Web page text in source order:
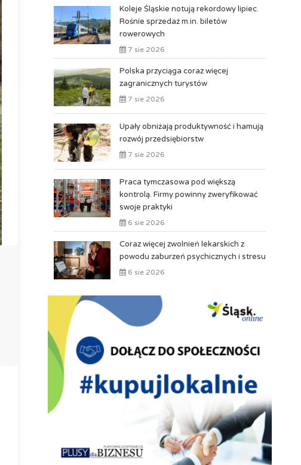
Koleje Śląskie notują rekordowy lipiec.
Rośnie sprzedaż m.in. biletów
rowerowych
7 sie 2026
Polska przyciąga coraz więcej
zagranicznych turystów
7 sie 2026
Upały obniżają produktywność i hamują
rozwój przedsiębiorstw
7 sie 2026
Praca tymczasowa pod większą
kontrolą. Firmy powinny zweryfikować
swoje praktyki
6 sie 2026
Coraz więcej zwolnień lekarskich z
powodu zaburzeń psychicznych i stresu
6 sie 2026